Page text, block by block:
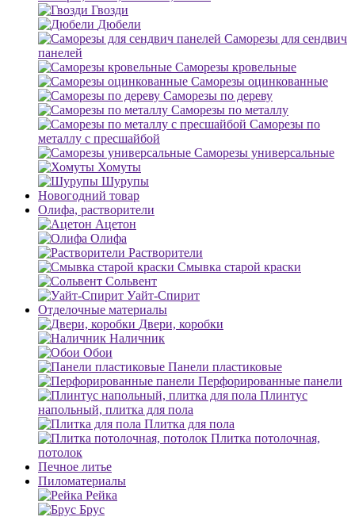
Гвозди
Дюбели
Саморезы для сендвич
панелей
Саморезы кровельные
Саморезы оцинкованные
Саморезы по дереву
Саморезы по металлу
Саморезы по
металлу с пресшайбой
Саморезы универсальные
Хомуты
Шурупы
Новогодний товар
Олифа, растворители
Ацетон
Олифа
Растворители
Смывка старой краски
Сольвент
Уайт-Спирит
Отделочные материалы
Двери, коробки
Наличник
Обои
Панели пластиковые
Перфорированные панели
Плинтус
напольный, плитка для пола
Плитка для пола
Плитка потолочная,
потолок
Печное литье
Пиломатериалы
Рейка
Брус